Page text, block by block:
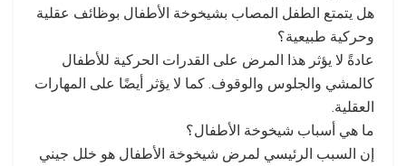
هل يتمتع الطفل المصاب بشيخوخة الأطفال بوظائف عقلية
وحركية طبيعية؟
عادةً لا يؤثر هذا المرض على القدرات الحركية للأطفال
كالمشي والجلوس والوقوف. كما لا يؤثر أيضًا على المهارات
العقلية.
ما هي أسباب شيخوخة الأطفال؟
إن السبب الرئيسي لمرض شيخوخة الأطفال هو خلل جيني